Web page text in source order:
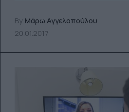
By Μάρω Αγγελοπούλου
20.01.2017